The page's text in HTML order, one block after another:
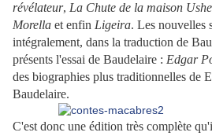
révélateur, La Chute de la maison
Morella et enfin Ligeira. Les nouvelles
intégralement, dans la traduction de
présents l'essai de Baudelaire : Edgar
des biographies plus traditionnelles de
Baudelaire.
C'est donc une édition très complète